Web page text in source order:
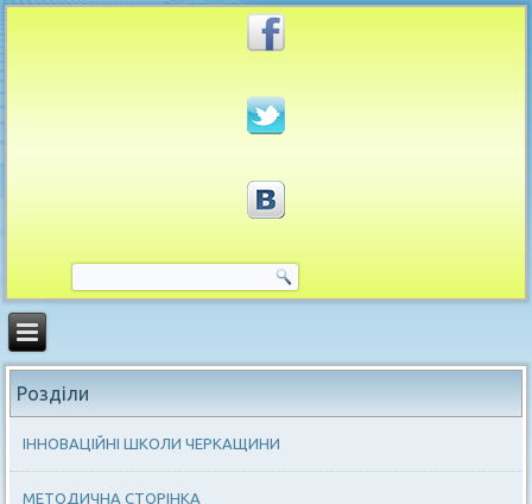
Розділи
ІННОВАЦІЙНІ ШКОЛИ ЧЕРКАЩИНИ
МЕТОДИЧНА СТОРІНКА